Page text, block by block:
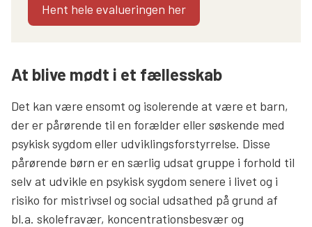
Hent hele evalueringen her
At blive mødt i et fællesskab
Det kan være ensomt og isolerende at være et barn,
der er pårørende til en forælder eller søskende med
psykisk sygdom eller udviklingsforstyrrelse. Disse
pårørende børn er en særlig udsat gruppe i forhold til
selv at udvikle en psykisk sygdom senere i livet og i
risiko for mistrivsel og social udsathed på grund af
bl.a. skolefravær, koncentrationsbesvær og